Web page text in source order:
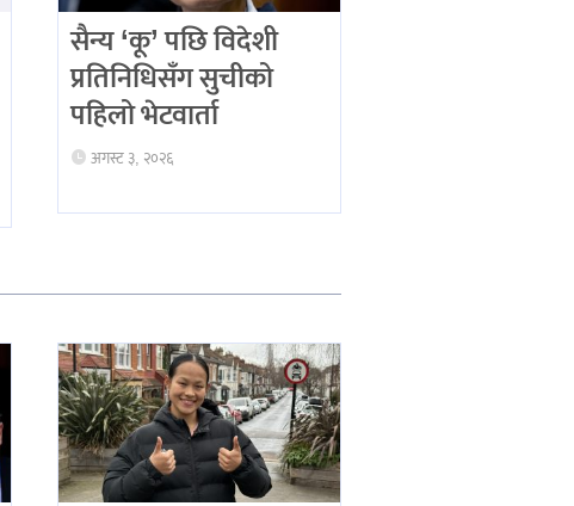
सैन्य ‘कू’ पछि विदेशी
प्रतिनिधिसँग सुचीको
पहिलो भेटवार्ता
अगस्ट ३, २०२६